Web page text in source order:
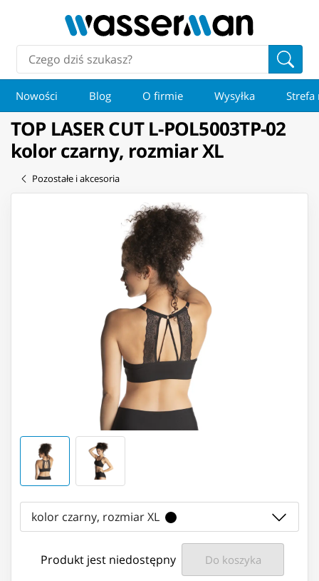
Nowości Blog O firmie Wysyłka Strefa
TOP LASER CUT L-POL5003TP-02
kolor czarny, rozmiar XL
Pozostałe i akcesoria
kolor czarny, rozmiar XL
Produkt jest niedostępny Do koszyka